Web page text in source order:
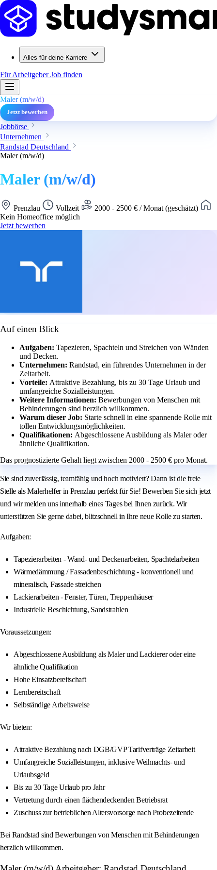
Alles für deine Karriere
Für ArbeitgeberJob finden
Maler (m/w/d)
Jetzt bewerben
Jobbörse
Unternehmen
Randstad Deutschland
Maler (m/w/d)
Maler (m/w/d)
Prenzlau Vollzeit
2000 - 2500 € / Monat (geschätzt)
Kein Homeoffice möglich
Jetzt bewerben
Auf einen Blick
Aufgaben: Tapezieren, Spachteln und Streichen von Wänden
und Decken.
Unternehmen: Randstad, ein führendes Unternehmen in der
Zeitarbeit.
Vorteile: Attraktive Bezahlung, bis zu 30 Tage Urlaub und
umfangreiche Sozialleistungen.
Weitere Informationen: Bewerbungen von Menschen mit
Behinderungen sind herzlich willkommen.
Warum dieser Job: Starte schnell in eine spannende Rolle mit
tollen Entwicklungsmöglichkeiten.
Qualifikationen: Abgeschlossene Ausbildung als Maler oder
ähnliche Qualifikation.
Das prognostizierte Gehalt liegt zwischen 2000 - 2500 € pro Monat.
Sie sind zuverlässig, teamfähig und hoch motiviert? Dann ist die freie
Stelle als Malerhelfer in Prenzlau perfekt für Sie! Bewerben Sie sich jetzt
und wir melden uns innerhalb eines Tages bei Ihnen zurück. Wir
unterstützen Sie gerne dabei, blitzschnell in Ihre neue Rolle zu starten.
Aufgaben:
Tapezierarbeiten - Wand- und Deckenarbeiten, Spachtelarbeiten
Wärmedämmung / Fassadenbeschichtung - konventionell und
mineralisch, Fassade streichen
Lackierarbeiten - Fenster, Türen, Treppenhäuser
Industrielle Beschichtung, Sandstrahlen
Voraussetzungen:
Abgeschlossene Ausbildung als Maler und Lackierer oder eine
ähnliche Qualifikation
Hohe Einsatzbereitschaft
Lernbereitschaft
Selbständige Arbeitsweise
Wir bieten:
Attraktive Bezahlung nach DGB/GVP Tarifverträge Zeitarbeit
Umfangreiche Sozialleistungen, inklusive Weihnachts- und
Urlaubsgeld
Bis zu 30 Tage Urlaub pro Jahr
Vertretung durch einen flächendeckenden Betriebsrat
Zuschuss zur betrieblichen Altersvorsorge nach Probezeitende
Bei Randstad sind Bewerbungen von Menschen mit Behinderungen
herzlich willkommen.